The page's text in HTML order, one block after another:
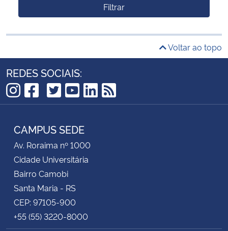
Filtrar
Voltar ao topo
REDES SOCIAIS:
Instagram
Facebook
TikTok
Twitter
YouTube
LinkedIn
RSS
CAMPUS SEDE
Av. Roraima nº 1000
Cidade Universitária
Bairro Camobi
Santa Maria - RS
CEP: 97105-900
+55 (55) 3220-8000